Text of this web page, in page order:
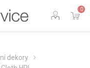
0
dekory